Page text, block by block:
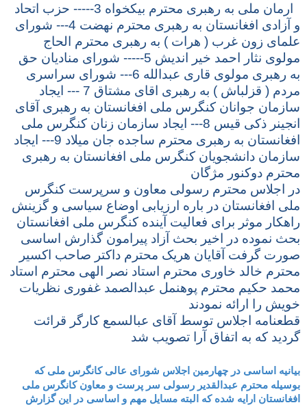
ارمان ملی به رهبری محترم بیکخواه 3----- حزب اتحاد
و آزادی افغانستان به رهبری محترم نهضت 4--- شورای
علمای زون غرب ( هرات ) به رهبری محترم الحاج
مولوی نثار احمد خیر اندیش 5----- شورای منادیان حق
به رهبری مولوی قاری عبدالله 6--- شورای سراسری
مردم ( قزلباش ) به رهبری اقای مشتاق 7 --- ایجاد
سازمان جوانان کنگرس ملی افغانستان به رهبری آقای
انجینر ذکی قیس 8--- ایجاد سازمان زنان کنگرس ملی
افغانستان به رهبری محترم ساجده جان میلاد 9--- ایجاد
سازمان دانشجویان کنگرس ملی افغانستان به رهبری
محترم دوکنور مژگان
در اجلاس محترم رسولی معاون و سرپرست کنگرس
ملی افغانستان در باره ارزیابی اوضاع سیاسی و گزینش
راهکار موثر برای فعالیت آینده کنگرس ملی افغانستان
بحث نموده در اخیر بحث آزاد پیرامون گذارش اساسی
صورت گرفت آقایان هریک محترم داکتر صاحب اکسیر
محترم خالد خاوری محترم استاد نصر الهی محترم استاد
محمد حکیم محترم پوهنمل عبدالصمد غفوری نظریات
خویش را ارائه نمودند
قطعنامه اجلاس توسط آقای عبالسمع کارگر قرائت
گردید که به اتفاق آرا تصویب شد
بیانیه اساسی در چهارمین اجلاس شورای عالی کانگرس ملی که
بوسیله محترم عبدالقدیر رسولی سر پرست و معاون کانگرس ملی
افغانستان ارایه شده که البته مسایل مهم و اساسی در این گزارش